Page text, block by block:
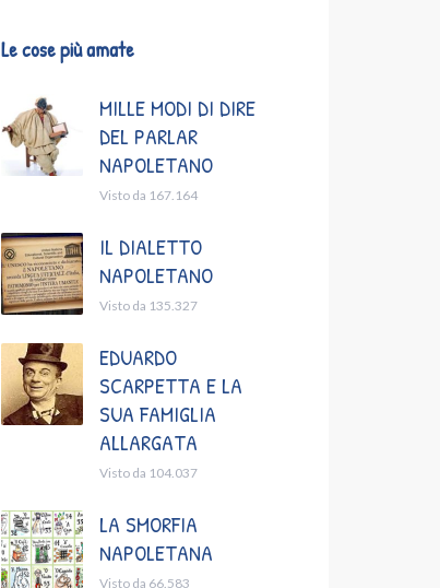
Le cose più amate
MILLE MODI DI DIRE
DEL PARLAR
NAPOLETANO
Visto da 167.164
IL DIALETTO
NAPOLETANO
Visto da 135.327
EDUARDO
SCARPETTA E LA
SUA FAMIGLIA
ALLARGATA
Visto da 104.037
LA SMORFIA
NAPOLETANA
Visto da 66.583